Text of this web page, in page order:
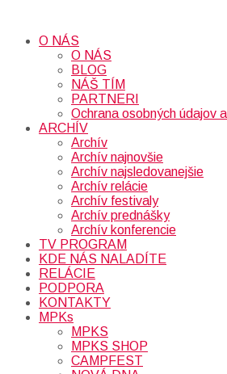
O NÁS
O NÁS
BLOG
NÁŠ TÍM
PARTNERI
Ochrana osobných údajov
ARCHÍV
Archív
Archív najnovšie
Archív najsledovanejšie
Archív relácie
Archív festivaly
Archív prednášky
Archív konferencie
TV PROGRAM
KDE NÁS NALADÍTE
RELÁCIE
PODPORA
KONTAKTY
MPKs
MPKS
MPKS SHOP
CAMPFEST